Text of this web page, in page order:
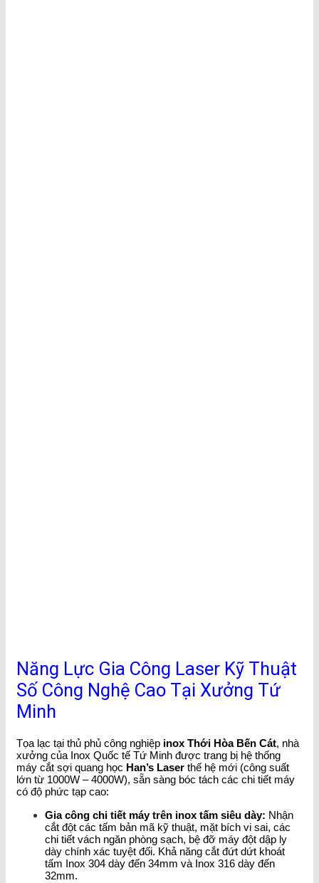
Năng Lực Gia Công Laser Kỹ Thuật
Số Công Nghệ Cao Tại Xưởng Tứ
Minh
Tọa lạc tại thủ phủ công nghiệp inox Thới Hòa Bến Cát, nhà
xưởng của Inox Quốc tế Tứ Minh được trang bị hệ thống
máy cắt sợi quang học Han’s Laser thế hệ mới (công suất
lớn từ 1000W – 4000W), sẵn sàng bóc tách các chi tiết máy
có độ phức tạp cao:
Gia công chi tiết máy trên inox tấm siêu dày: Nhận
cắt đột các tấm bản mã kỹ thuật, mặt bích vi sai, các
chi tiết vách ngăn phòng sạch, bệ đỡ máy đột dập ly
dày chính xác tuyệt đối. Khả năng cắt đứt dứt khoát
tấm Inox 304 dày đến 34mm và Inox 316 dày đến
32mm.